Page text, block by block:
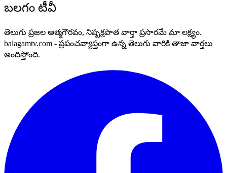
బలగం టీవీ
తెలుగు ప్రజల ఆత్మగౌరవం, నిష్పక్షపాత వార్తా ప్రసారమే మా లక్ష్యం.
balagamtv.com - ప్రపంచవ్యాప్తంగా ఉన్న తెలుగు వారికి తాజా వార్తలు
అందిస్తోంది.